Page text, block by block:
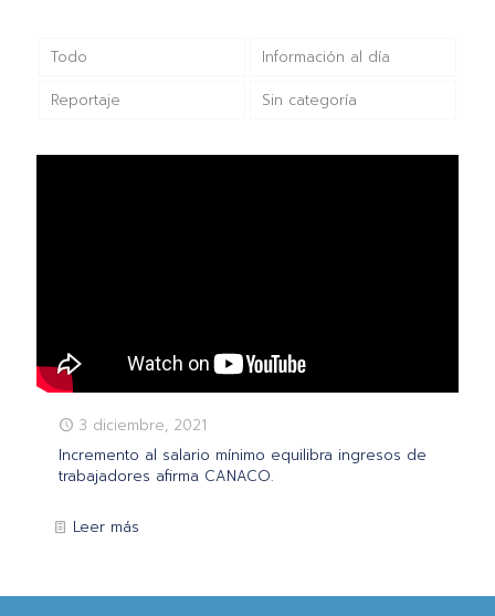
Todo Información al día
Reportaje Sin categoría
3 diciembre, 2021
Incremento al salario mínimo equilibra ingresos de
trabajadores afirma CANACO.
Leer más